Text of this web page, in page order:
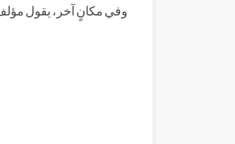
وفي مكانٍ آخر، يقول